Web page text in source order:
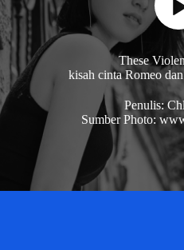
These
kisah cinta Romeo
Penulis:
Sumber Photo: